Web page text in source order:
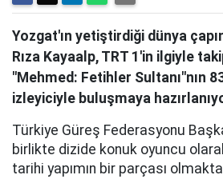
Yozgat'ın yetiştirdiği dünya
Rıza Kayaalp, TRT 1'in ilgiyle
"Mehmed: Fetihler Sultanı"nın
izleyiciyle buluşmaya
Türkiye Güreş Federasyonu
birlikte dizide konuk oyuncu
tarihi yapımın bir parçası